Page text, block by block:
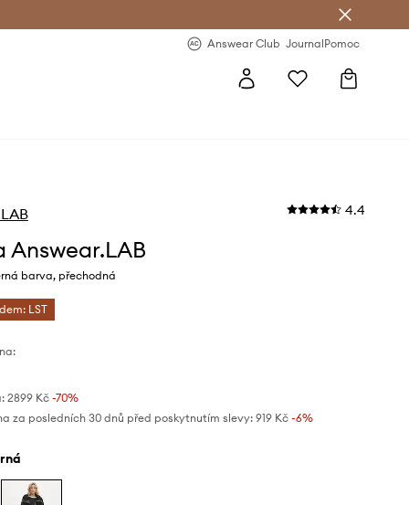
Answear Club JournalPomoc
4.4
Answear.LAB
barva, přechodná
LST
2899 Kč-70%
za posledních 30 dnů před poskytnutím slevy: 919 Kč -6%